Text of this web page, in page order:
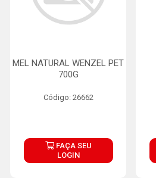
MEL NATURAL WENZEL PET
700G
Código: 26662
FAÇA SEU
LOGIN